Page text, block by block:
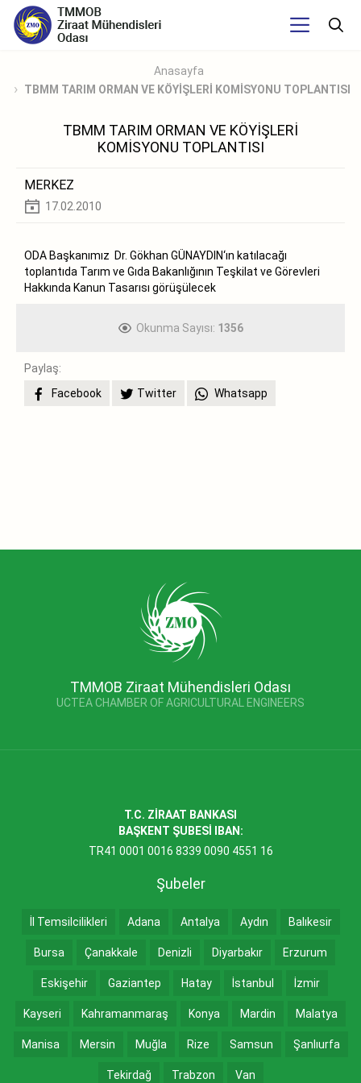
Anasayfa
TBMM TARIM ORMAN VE KÖYİŞLERİ KOMİSYONU TOPLANTISI
TBMM TARIM ORMAN VE KÖYİŞLERİ
KOMİSYONU TOPLANTISI
MERKEZ
17.02.2010
ODA Başkanımız Dr. Gökhan GÜNAYDIN‘ın katılacağı
toplantıda Tarım ve Gıda Bakanlığının Teşkilat ve Görevleri
Hakkında Kanun Tasarısı görüşülecek
Okunma Sayısı: 1356
Paylaş:
Facebook
Twitter Whatsapp
TMMOB Ziraat Mühendisleri Odası
UCTEA CHAMBER OF AGRICULTURAL ENGINEERS
T.C. ZİRAAT BANKASI
BAŞKENT ŞUBESİ IBAN:
TR41 0001 0016 8339 0090 4551 16
Şubeler
İl Temsilcilikleri Adana Antalya Aydın Balıkesir
Bursa Çanakkale Denizli Diyarbakır Erzurum
Eskişehir Gaziantep Hatay İstanbul İzmir
Kayseri Kahramanmaraş Konya Mardin Malatya
Manisa Mersin Muğla Rize Samsun Şanlıurfa
Tekirdağ Trabzon Van